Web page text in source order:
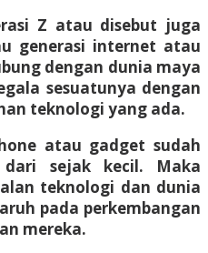
Z atau disebut juga
generasi internet atau
dengan dunia maya
sesuatunya dengan
teknologi yang ada.
atau gadget sudah
dari sejak kecil. Maka
teknologi dan dunia
pada perkembangan
mereka.